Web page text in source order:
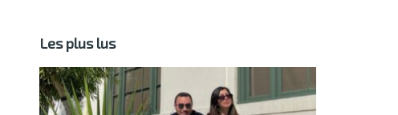
Les plus lus